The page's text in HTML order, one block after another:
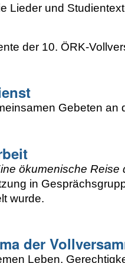
Lieder und
der 10. ÖRK-
Gebeten an
ökumenische Reise
in
wurde.
der
Leben,